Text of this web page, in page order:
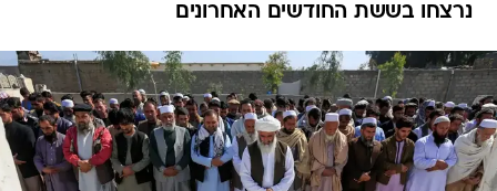
נרצחו בששת החודשים האחרונים